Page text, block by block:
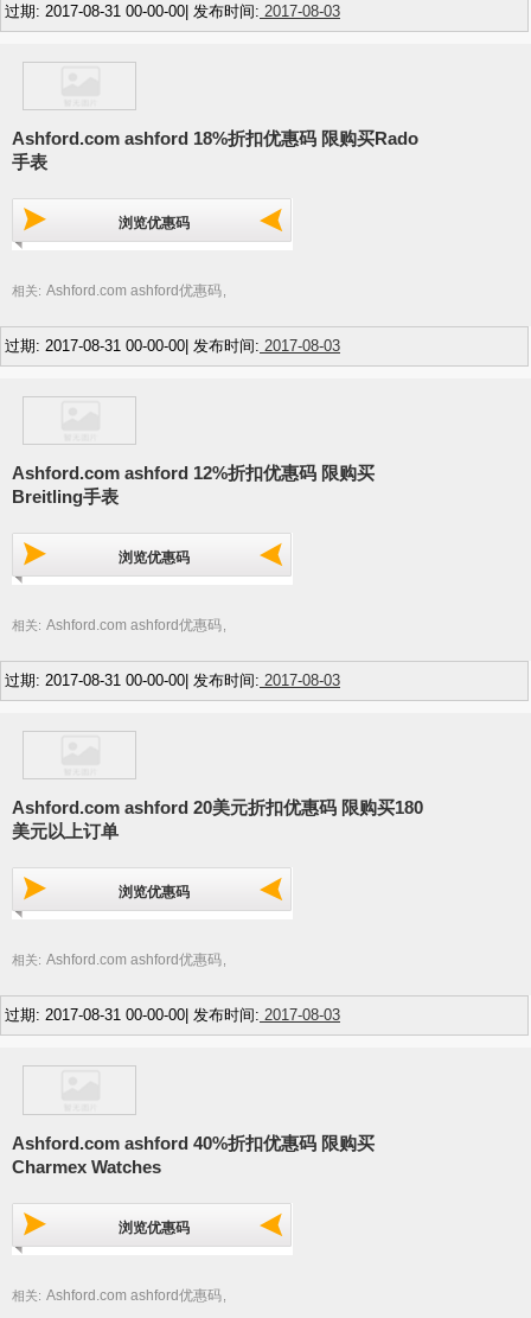
过期: 2017-08-31 00-00-00| 发布时间: 2017-08-03
Ashford.com ashford 18%折扣优惠码 限购买Rado
手表
浏览优惠码
相关: Ashford.com ashford优惠码
过期: 2017-08-31 00-00-00| 发布时间: 2017-08-03
Ashford.com ashford 12%折扣优惠码 限购买
Breitling手表
浏览优惠码
相关: Ashford.com ashford优惠码
过期: 2017-08-31 00-00-00| 发布时间: 2017-08-03
Ashford.com ashford 20美元折扣优惠码 限购买180
美元以上订单
浏览优惠码
相关: Ashford.com ashford优惠码
过期: 2017-08-31 00-00-00| 发布时间: 2017-08-03
Ashford.com ashford 40%折扣优惠码 限购买
Charmex Watches
浏览优惠码
相关: Ashford.com ashford优惠码